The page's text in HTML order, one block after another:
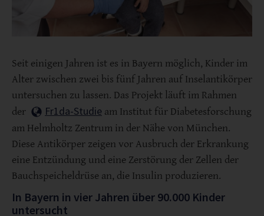
Seit einigen Jahren ist es in Bayern möglich, Kinder im
Alter zwischen zwei bis fünf Jahren auf Inselantikörper
untersuchen zu lassen. Das Projekt läuft im Rahmen
der
Fr1da-Studie am Institut für Diabetesforschung
am Helmholtz Zentrum in der Nähe von München.
Diese Antikörper zeigen vor Ausbruch der Erkrankung
eine Entzündung und eine Zerstörung der Zellen der
Bauchspeicheldrüse an, die Insulin produzieren.
In Bayern in vier Jahren über 90.000 Kinder
untersucht